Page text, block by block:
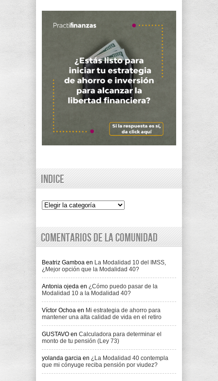
Indice
Indice
Comentarios de la comunidad
Beatriz Gamboa en La Modalidad 10 del IMSS,
¿Mejor opción que la Modalidad 40?
Antonia ojeda en ¿Cómo puedo pasar de la
Modalidad 10 a la Modalidad 40?
Víctor Ochoa en Mi estrategia de ahorro para
mantener una alta calidad de vida en el retiro
GUSTAVO en Calculadora para determinar el
monto de tu pensión (Ley 73)
yolanda garcia en ¿La Modalidad 40 contempla
que mi cónyuge reciba pensión por viudez?